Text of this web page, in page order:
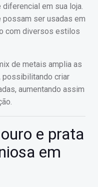
em sua loja.
possam ser usadas em
com diversos estilos
de metais amplia as
criar
aumentando assim
e prata
em